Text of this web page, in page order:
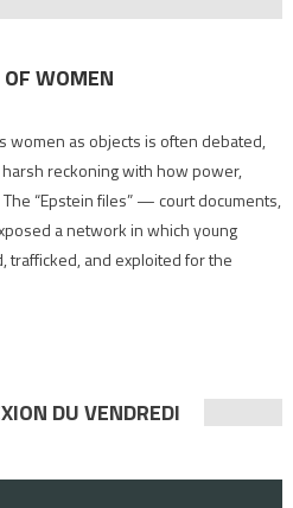
WOMEN
women as objects is often debated,
reckoning with how power,
“Epstein files” — court documents,
a network in which young
trafficked, and exploited for the
DU VENDREDI